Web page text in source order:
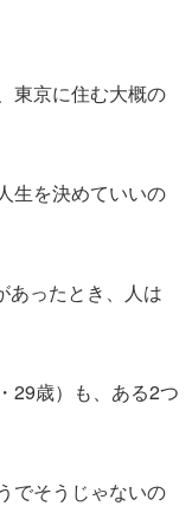
東京に住む大概の
生を決めていいの
あったとき、人は
29歳）も、ある2つ
でそうじゃないの